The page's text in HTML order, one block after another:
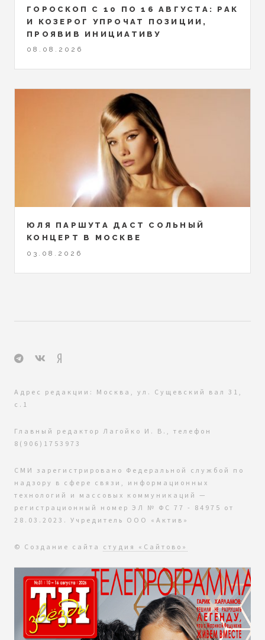
ГОРОСКОП С 10 ПО 16 АВГУСТА: РАК
И КОЗЕРОГ УПРОЧАТ ПОЗИЦИИ,
ПРОЯВИВ ИНИЦИАТИВУ
08.08.2026
ЮЛЯ ПАРШУТА ДАСТ СОЛЬНЫЙ
КОНЦЕРТ В МОСКВЕ
03.08.2026
Адрес редакции: Москва, ул. Сущевский вал 31,
с.1
Главный редактор Лагойко И. В., телефон
8(906)1753973
СМИ зарегистрировано Федеральной службой по
надзору в сфере связи, информационных
технологий и массовых коммуникаций —
регистрационный номер ЭЛ № ФС 77 - 84975 от
28.03.2023. Учредитель ООО «Актив»
© Создание сайта студия «Сайтово»